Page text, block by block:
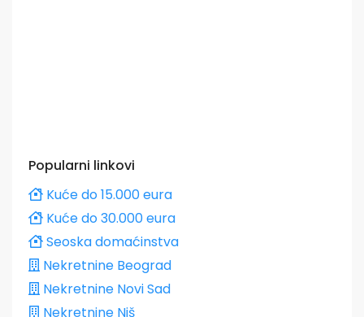
Popularni linkovi
Kuće do 15.000 eura
Kuće do 30.000 eura
Seoska domaćinstva
Nekretnine Beograd
Nekretnine Novi Sad
Nekretnine Niš